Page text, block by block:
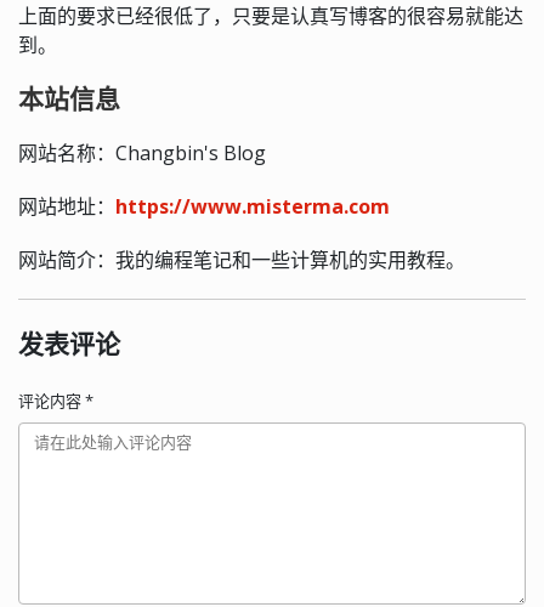
上面的要求已经很低了，只要是认真写博客的很容易就能达
到。
本站信息
网站名称：Changbin's Blog
网站地址： https://www.misterma.com
网站简介：我的编程笔记和一些计算机的实用教程。
发表评论
评论内容*